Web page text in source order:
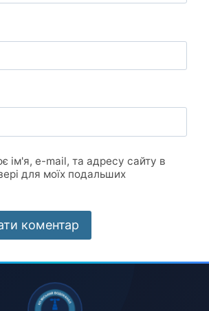
ім'я, e-mail, та адресу сайту в
для моїх подальших